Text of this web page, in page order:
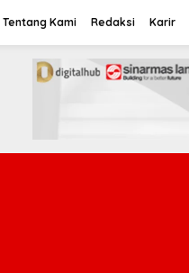
Tentang Kami Redaksi Karir